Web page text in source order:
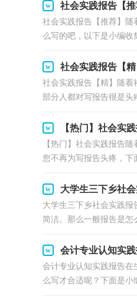
社会实践报告【推
社会实践报告【推荐】随
么写的吧，以下是小编收
社会实践报告【精
社会实践报告【精】随着
部分人都对写报告很是头
【热门】社会实
【热门】社会实践报告
您不再为写报告头疼，下
大学生三下乡社
大学生三下乡社会实践报
简洁。那么一般报告是怎
会计专业认知实
会计专业认知实践报告在
么写才合适呢？下面是小